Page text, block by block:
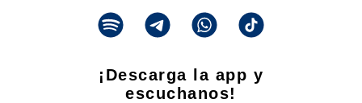
¡Descarga la app y
escuchanos!